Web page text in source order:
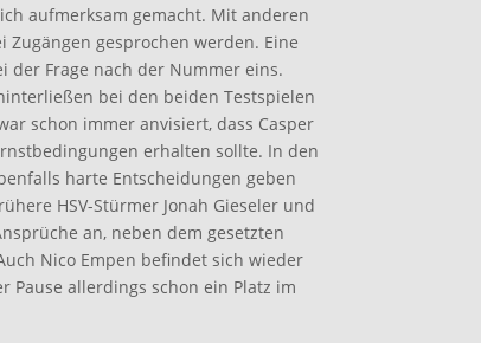
aufmerksam gemacht. Mit anderen
gesprochen werden. Eine
der Frage nach der Nummer eins.
bei den beiden Testspielen
schon immer anvisiert, dass Casper
erhalten sollte. In den
harte Entscheidungen geben
HSV-Stürmer Jonah Gieseler und
an, neben dem gesetzten
Nico Empen befindet sich wieder
Pause allerdings schon ein Platz im